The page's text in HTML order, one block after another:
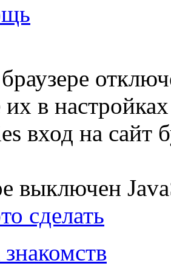
в
вход на сайт
выключен
сделать